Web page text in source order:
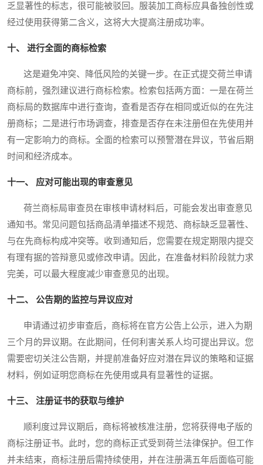
乏显著性的标志，很可能被驳回。服装加工商标应具备独创性或
经过使用获得第二含义，这将大大提高注册成功率。
十、 进行全面的商标检索
这是避免冲突、降低风险的关键一步。在正式提交荷兰申请
商标前，强烈建议进行商标检索。检索包括两方面：一是在荷兰
商标局的数据库中进行查询，查看是否存在相同或近似的在先注
册商标；二是进行市场调查，排查是否存在未注册但在先使用并
有一定影响力的商标。全面的检索可以预警潜在异议，节省后期
时间和经济成本。
十一、 应对可能出现的审查意见
荷兰商标局审查员在审核申请材料后，可能会发出审查意见
通知书。常见问题包括商品清单描述不规范、商标缺乏显著性、
与在先商标构成冲突等。收到通知后，您需要在规定期限内提交
有理有据的答辩意见或修改申请。因此，在准备材料阶段就力求
完美，可以最大程度减少审查意见的出现。
十二、 公告期的监控与异议应对
申请通过初步审查后，商标将在官方公告上公示，进入为期
三个月的异议期。在此期间，任何利害关系人均可提出异议。您
需要密切关注公告期，并提前准备好应对潜在异议的策略和证据
材料，例如证明您商标在先使用或具有显著性的证据。
十三、 注册证书的获取与维护
顺利度过异议期后，商标将被核准注册，您将获得电子版的
商标注册证书。此时，您的商标正式受到荷兰法律保护。但工作
并未结束，商标注册后需持续使用，并在注册满五年后面临可能